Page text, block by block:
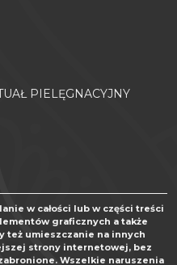
PIELĘGNACYJNY
w całości lub w części treści
graficznych a także
też umieszczanie na innych
strony internetowej, bez
Wszelkie naruszenia